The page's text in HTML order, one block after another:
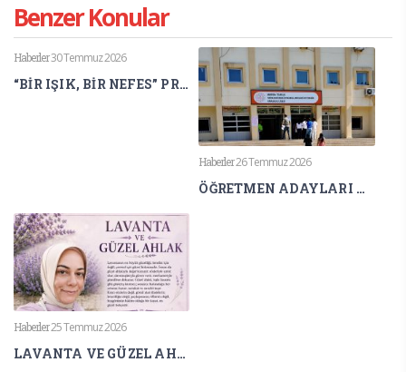
Benzer Konular
Haberler30 Temmuz 2026
“BİR IŞIK, BİR NEFES” PROJESİ ULUSLARARASI BİLİM DÜNYASINDA
Haberler26 Temmuz 2026
ÖĞRETMEN ADAYLARI AGS HEYECANI YAŞIYOR
Haberler25 Temmuz 2026
LAVANTA VE GÜZEL AHLAK